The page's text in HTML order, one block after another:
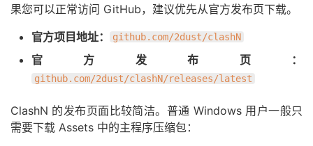
果您可以正常访问 GitHub，建议优先从官方发布页下载。
官方项目地址：
github.com/2dust/clashN
官方发布页：
github.com/2dust/clashN/releases/latest
ClashN 的发布页面比较简洁。普通 Windows 用户一般只
需要下载 Assets 中的主程序压缩包：